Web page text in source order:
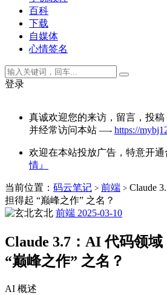
百科
下载
自媒体
心情签名
登录
真诚欢迎您的来访，留言，投
并经常访问本站 —- https://
欢迎在本站投放广告，特意开通
情』
当前位置： 码云笔记 > 前端 > Claude
担得起 “巅峰之作” 之名？
玄北 前端 2025-03-10
Claude 3.7：AI 代码领
“巅峰之作” 之名？
AI 概述